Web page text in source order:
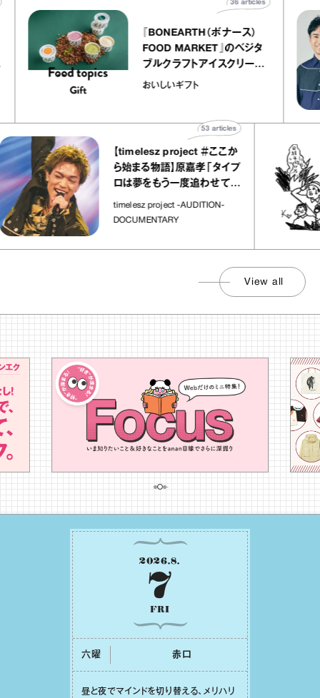
ャ
『BONEARTH（ボナース）
FOOD MARKET』のベジタ
ブルクラフトアイスクリーム
｜真野知子の「おいしいギフ
おいしいギフト
36articles
【timelesz project ＃ここか
ら始まる物語】原嘉孝「タイプ
ロは夢をもう一度追わせてく
れた場所」
timelesz project -AUDITION-
DOCUMENTARY
articles
View all
2026.8.
7
FRI
六曜 ⾚⼝
昼と夜でマインドを切り替える、メリハリ